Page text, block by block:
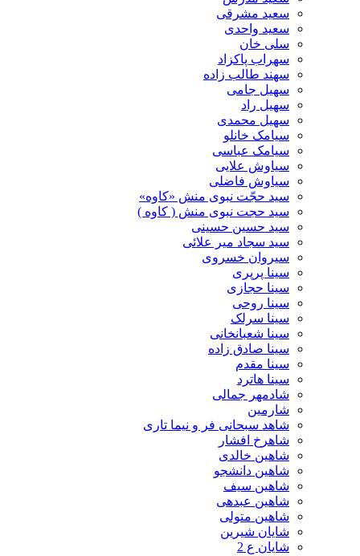
سعید مشرقی
سعید واحدی
سلی خان
سهراب پاکزاد
سهند طالب زاده
سهیل جامی
سهیل راد
سهیل محمدی
سیامک خانلو
سیامک عباسی
سیاوش علایی
سیاوش فاضلی
سید حجّت نبوی منش «کاوه»
سید حجت نبوی منش ( کاوه )
سید حسین حسینى
سید سجاد میر علائی
سیروان خسروی
سینا پرپری
سینا حجازی
سینا روحی
سینا سرلک
سینا شعبانخانی
سینا صادق زاده
سینا مقدم
سینا هاترد
شادمهر جمالی
شارمین
شاهد سبحانی فر و نیما تاری
شاهرخ افشار
شاهین خالدی
شاهین دانشجو
شاهین سیف
شاهین عبدهی
شاهین متولی
شایان شیرین
شایان ع 2